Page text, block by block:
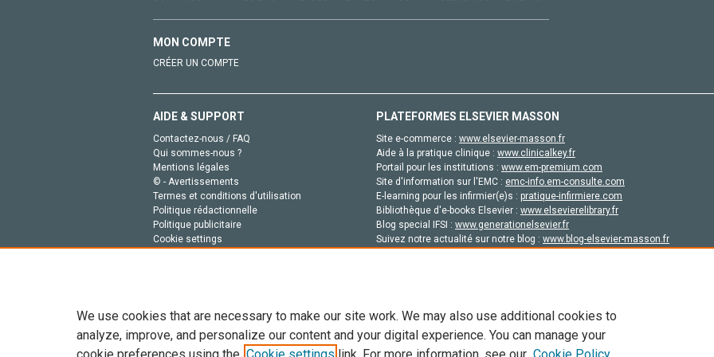
MON COMPTE
CRÉER UN COMPTE
AIDE & SUPPORT
Contactez-nous / FAQ
Qui sommes-nous ?
Mentions légales
© - Avertissements
Termes et conditions d'utilisation
Politique rédactionnelle
Politique publicitaire
Cookie settings
PLATEFORMES ELSEVIER MASSON
Site e-commerce : www.elsevier-masson.fr
Aide à la pratique clinique : www.clinicalkey.fr
Portail pour les institutions : www.em-premium.com
Site d'information sur l'EMC : emc-info.em-consulte.com
E-learning pour les infirmier(e)s : pratique-infirmiere.com
Bibliothèque d'e-books Elsevier : www.elsevierelibrary.fr
Blog special IFSI : www.generationelsevier.fr
Suivez notre actualité sur notre blog : www.blog-elsevier-masson.fr
Tout le contenu de ce site: Copyright © 2026 Elsevier, ses concédants de licence et ses contributeurs. Tout les droits sont réservés,
We use cookies that are necessary to make our site work. We may also use additional cookies to
analyze, improve, and personalize our content and your digital experience. You can manage your